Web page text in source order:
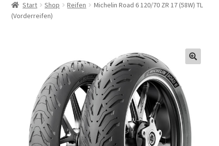
Schläuche
Reifentests
Kontakt
Start Shop Reifen
Michelin Road 6 120/70 ZR 17 (58W) TL
(Vorderreifen)